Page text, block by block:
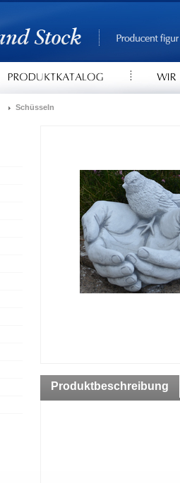
Schüsseln
Produktbeschreibung